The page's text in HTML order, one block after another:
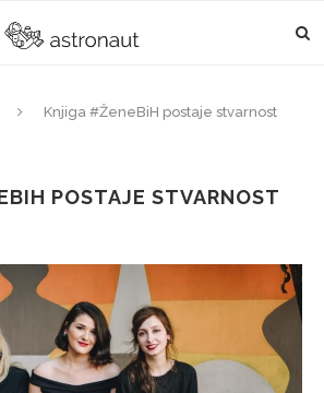
Knjiga #ŽeneBiH postaje stvarnost
POSTAJE STVARNOST